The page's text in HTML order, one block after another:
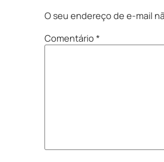
O seu endereço de e-mail
Comentário *